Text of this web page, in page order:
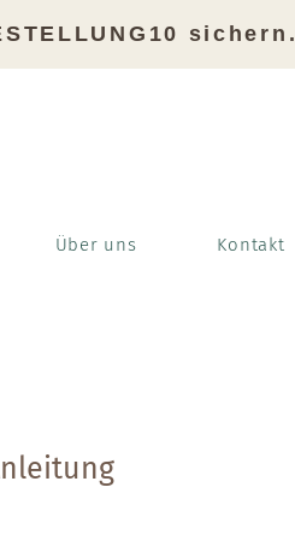
sichern.
Über uns Kontakt